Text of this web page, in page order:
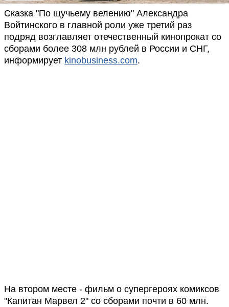
Сказка "По щучьему велению" Александра
Войтинского в главной роли уже третий раз
подряд возглавляет отечественный кинопрокат со
сборами более 308 млн рублей в России и СНГ,
информирует kinobusiness.com.
На втором месте - фильм о супергероях комиксов
"Капитан Марвел 2" со сборами почти в 60 млн.